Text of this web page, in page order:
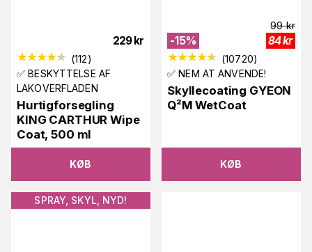
229 kr
(112)
✅ BESKYTTELSE AF
LAKOVERFLADEN
Hurtigforsegling
KING CARTHUR Wipe
Coat, 500 ml
KØB
-15%
99 kr
84kr
(10720)
✅ NEM AT ANVENDE!
Skyllecoating GYEON
Q²M WetCoat
KØB
SPRAY, SKYL, NYD!